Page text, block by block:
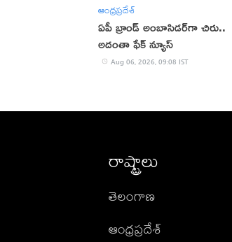
ఆంధ్రప్రదేశ్
ఏపీ బ్రాండ్‌ అంబాసిడర్‌గా చిరు..
అదంతా ఫేక్‌ న్యూస్‌
Aug 06, 2026, 09:08 IST
రాష్ట్రాలు
తెలంగాణ
ఆంధ్రప్రదేశ్